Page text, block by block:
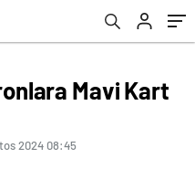
Mavi Kart
2024 08:45